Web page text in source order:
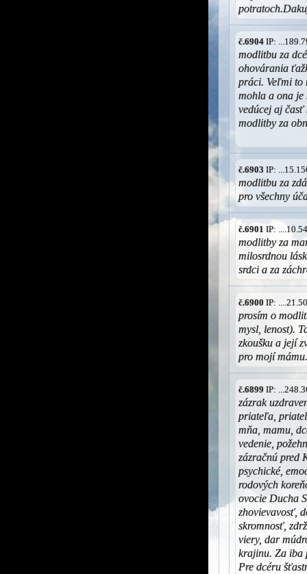
č.6904 IP:
modlitbu za
ohovárania
práci. Veľmi to
mohla a ona
vedúcej aj
modlitby za
č.6903 IP:
modlitbu za
pro všechny
č.6901 IP:
modlitby za
milosrdnou
srdci a za
č.6900 IP:
prosím o
mysl, lenost).
zkoušku a její
pro mojí
č.6899 IP:
zázrak
priateľa,
mňa, mamu,
vedenie,
zázračnú pred
psychické,
rodových
ovocie Ducha
zhovievavosť,
skromnosť,
viery, dar
krajinu. Za iba
Pre dcéru